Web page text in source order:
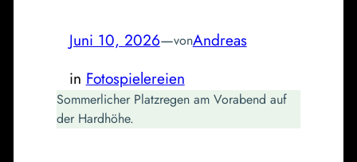
Juni 10, 2026—vonAndreas
in Fotospielereien
Sommerlicher Platzregen am Vorabend auf
der Hardhöhe.